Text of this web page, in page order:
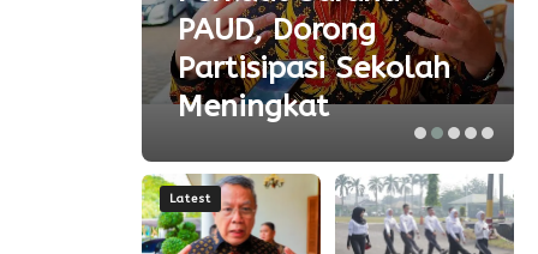
PAUD, Dorong
Partisipasi Sekolah
Meningkat
Latest